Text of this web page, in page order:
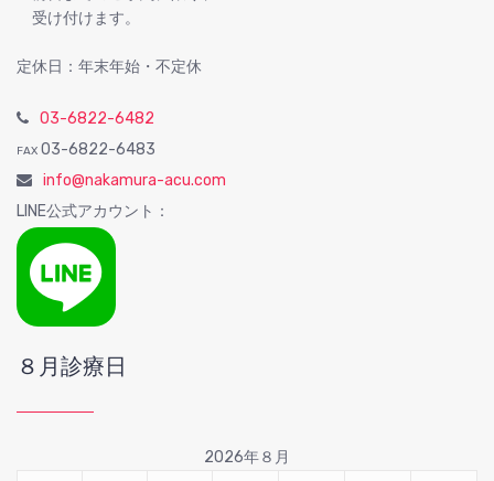
受け付けます。
定休日：年末年始・不定休
03-6822-6482
FAX 03-6822-6483
info@nakamura-acu.com
LINE公式アカウント：
８月診療日
2026年８月